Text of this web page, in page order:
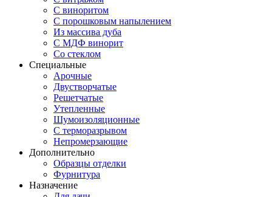
С виноритом
С порошковым напылением
Из массива дуба
С МДФ винорит
Со стеклом
Специальные
Арочные
Двустворчатые
Решетчатые
Утепленные
Шумоизоляционные
С терморазрывом
Непромерзающие
Дополнительно
Образцы отделки
Фурнитура
Назначение